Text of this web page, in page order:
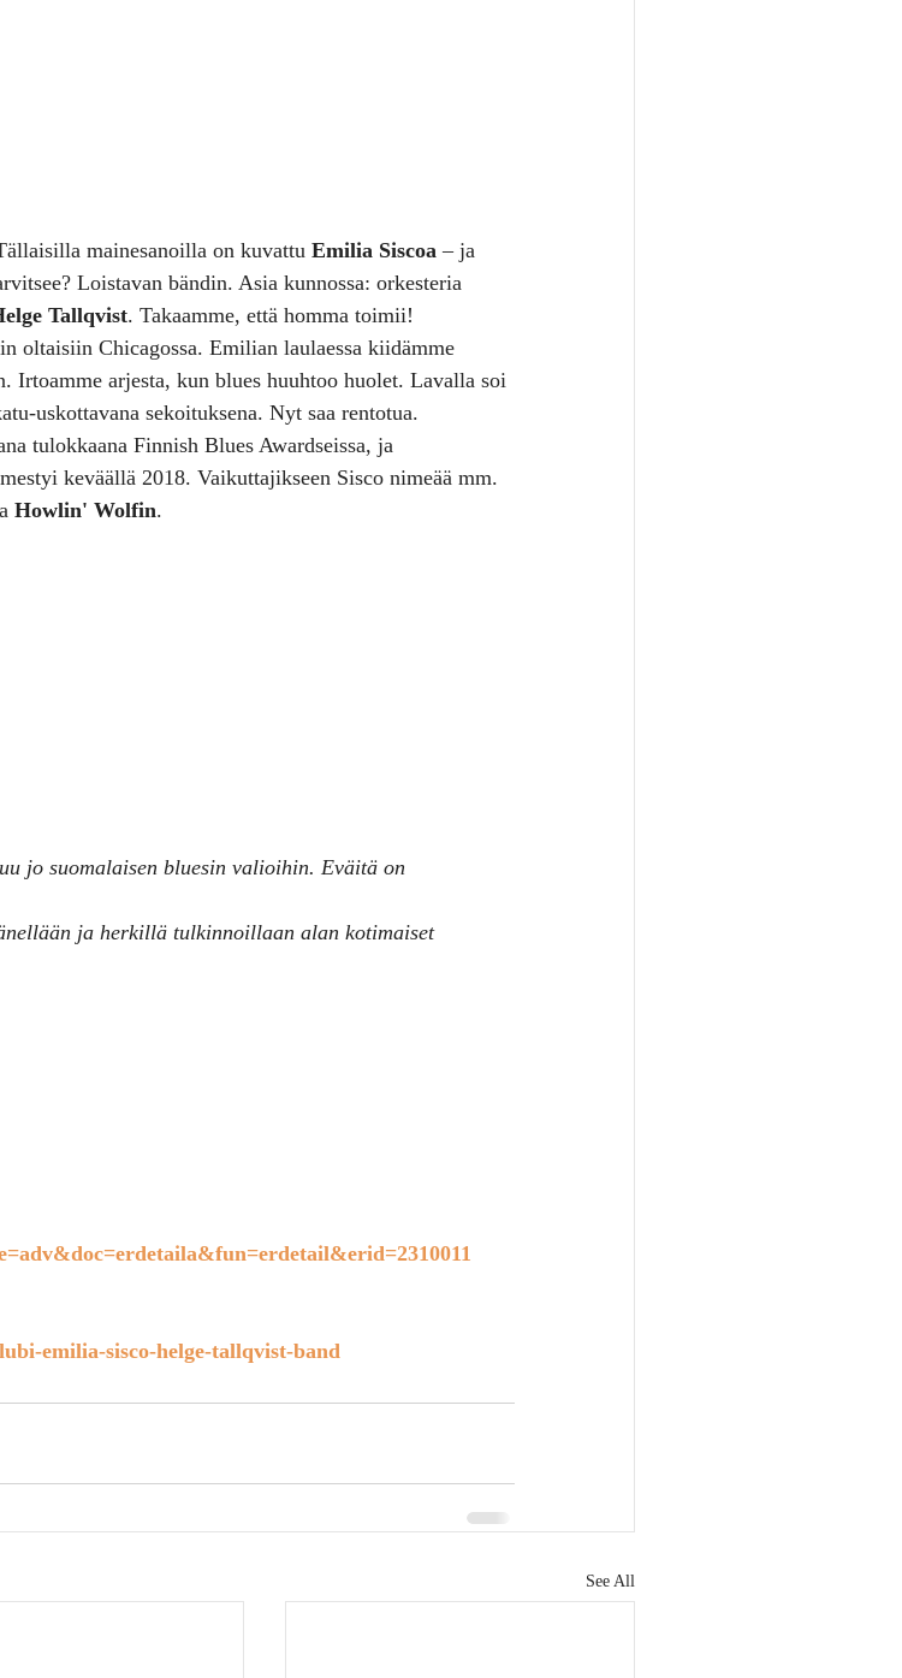
mainesanoilla on kuvattu Emilia Siscoa – ja
Loistavan bändin. Asia kunnossa: orkesteria
Tallqvist. Takaamme, että homma toimii!
oltaisiin Chicagossa. Emilian laulaessa kiidämme
arjesta, kun blues huuhtoo huolet. Lavalla soi
uskottavana sekoituksena. Nyt saa rentotua.
tulokkaana Finnish Blues Awardseissa, ja
keväällä 2018. Vaikuttajikseen Sisco nimeää mm.
Howlin' Wolfin.
jo suomalaisen bluesin valioihin. Eväitä on
ja herkillä tulkinnoillaan alan kotimaiset
emilia-sisco-helge-tallqvist-band
See All